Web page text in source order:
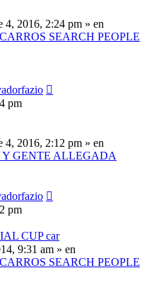
4, 2016, 2:24 pm » en
SEARCH PEOPLE
pm
4, 2016, 2:12 pm » en
GENTE ALLEGADA
pm
CUP car
9:31 am » en
SEARCH PEOPLE